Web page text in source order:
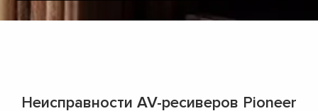
Неисправности AV-ресиверов Pioneer